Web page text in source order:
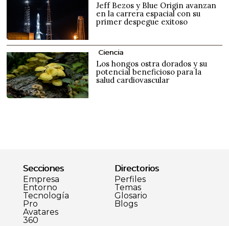
Jeff Bezos y Blue Origin avanzan
en la carrera espacial con su
primer despegue exitoso
Ciencia
Los hongos ostra dorados y su
potencial beneficioso para la
salud cardiovascular
Secciones
Empresa
Entorno
Tecnología
Pro
Avatares
360
Directorios
Perfiles
Temas
Glosario
Blogs